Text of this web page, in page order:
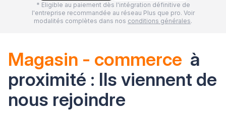
* Eligible au paiement dès l'intégration définitive de
l'entreprise recommandée au réseau Plus que pro. Voir
modalités complètes dans nos conditions générales.
Magasin - commerce à
proximité : Ils viennent de
nous rejoindre